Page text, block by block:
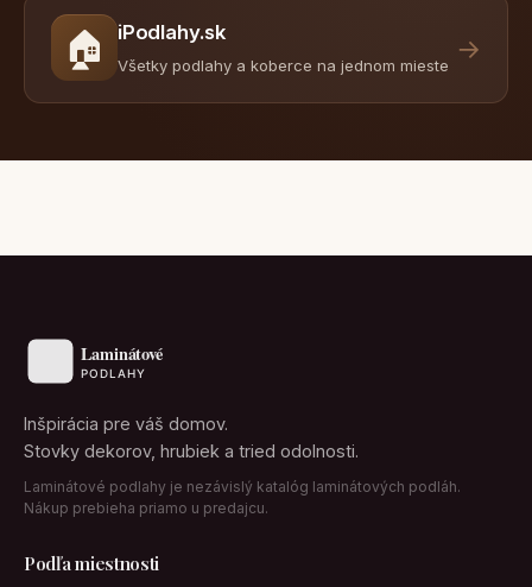
🏠 iPodlahy.sk
Všetky podlahy a koberce na jednom mieste
→
Inšpirácia pre váš domov.
Stovky dekorov, hrubiek a tried odolnosti.
Laminátové podlahy je nezávislý katalóg laminátových podláh.
Nákup prebieha priamo u predajcu.
Podľa miestnosti